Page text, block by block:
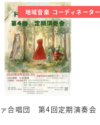
地域音楽 コーディネーター
ァ合唱団 第4回定期演奏会